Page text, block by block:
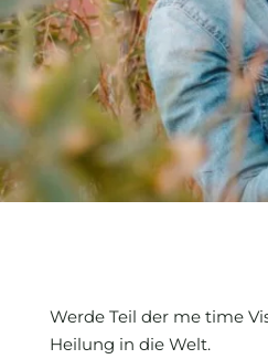
Werde Teil der me time
Heilung in die Welt.